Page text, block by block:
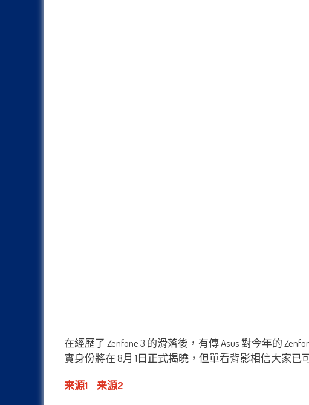
在經歷了 Zenfone 3 的滑落後，有傳 Asus 對今年的
實身份將在 8月 1日正式揭曉，但單看背影相信大家已
来源1 来源2